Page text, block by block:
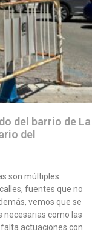
del barrio de La
del
son múltiples:
fuentes que no
vemos que se
necesarias como las
actuaciones con